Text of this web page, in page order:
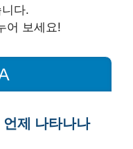
다.
어 보세요!
제 나타나나